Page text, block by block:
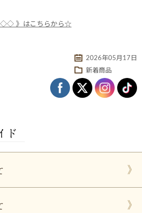
の挨拶におすすめのお菓子ギ
もらっ
》はこちらから☆
2026年05月17日
新着商品
ド